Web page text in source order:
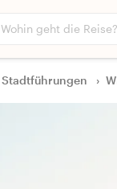
Wohin geht die Reise?
Stadtführungen ›